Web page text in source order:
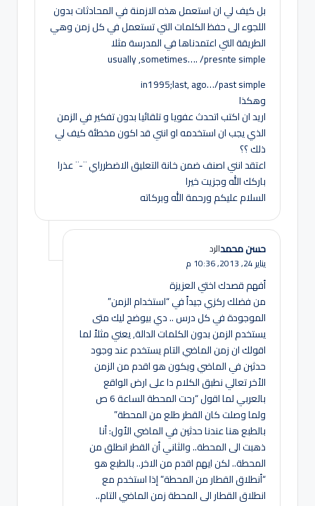
بل كيف لي ان استعمل هذه الازمنة في المحادثات بدون
اللجوء الى حفظ الكلمات التي تستعمل في كل زمن وهي
الطريقة التي اعتمدناها في المدرسة مثلا
usually ,sometimes…. /presnte simple
in1995;last, ago…/past simple
وهكذا
اريد ان اكتب اتحدث عفويا و تلقائيا بدون تفكير في الزمن
الذي يجب ان استخدمه او انني قد اكون مخطئة كيف لي
ذلك ؟؟
اعتقد انني اصنف ضمن خانة التعليق الاضطرراي ¨-¨ عذرا
باركك الله وجزيت خيرا
السلام عليكم ورحمة الله وبركاته
حسن محمدالرد
يناير 24, 2013,
10:36 م
أفهم قصدك اختي العزيزة
من فضلك ركزي جيداً في “استخدام الزمن”
الموجودة في كل درس .. دي بيوضح ليك متى
يستخدم الزمن بدون الكلمات الدالة, يعني مثلاً لما
اقولك ان زمن الماضي التام يستخدم عند وجود
حدثين في الماضي ويكون هو اقدم من الزمن
الأخر تعالي نطبق الكلام دا على ارض الواقع
بالعربي لما اقول “رحت المحطة الساعة 6 ص
ولما وصلت كان القطر طلع من المحطة”
بالطبع هنا عندنا حدثين في الماضي الأول: أنا
ذهبت الى المحطة.. والثاني أن القطر انطلق من
المحطة.. لكن ايهم اقدم من الاخر.. بالطبع هو
“أنطلاق القطار من المحطة” إذا استخدم مع
انطلاق القطار الى المحطة زمن الماضي التام..